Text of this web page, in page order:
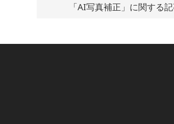
「AI写真補正」に関する